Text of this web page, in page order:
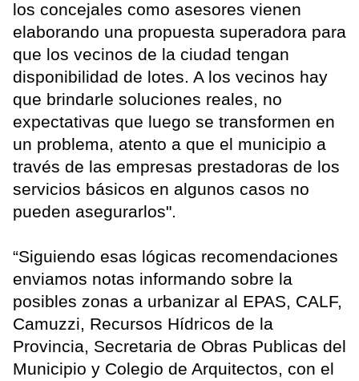
los concejales como asesores vienen
elaborando una propuesta superadora para
que los vecinos de la ciudad tengan
disponibilidad de lotes. A los vecinos hay
que brindarle soluciones reales, no
expectativas que luego se transformen en
un problema, atento a que el municipio a
través de las empresas prestadoras de los
servicios básicos en algunos casos no
pueden asegurarlos".
“Siguiendo esas lógicas recomendaciones
enviamos notas informando sobre la
posibles zonas a urbanizar al EPAS, CALF,
Camuzzi, Recursos Hídricos de la
Provincia, Secretaria de Obras Publicas del
Municipio y Colegio de Arquitectos, con el